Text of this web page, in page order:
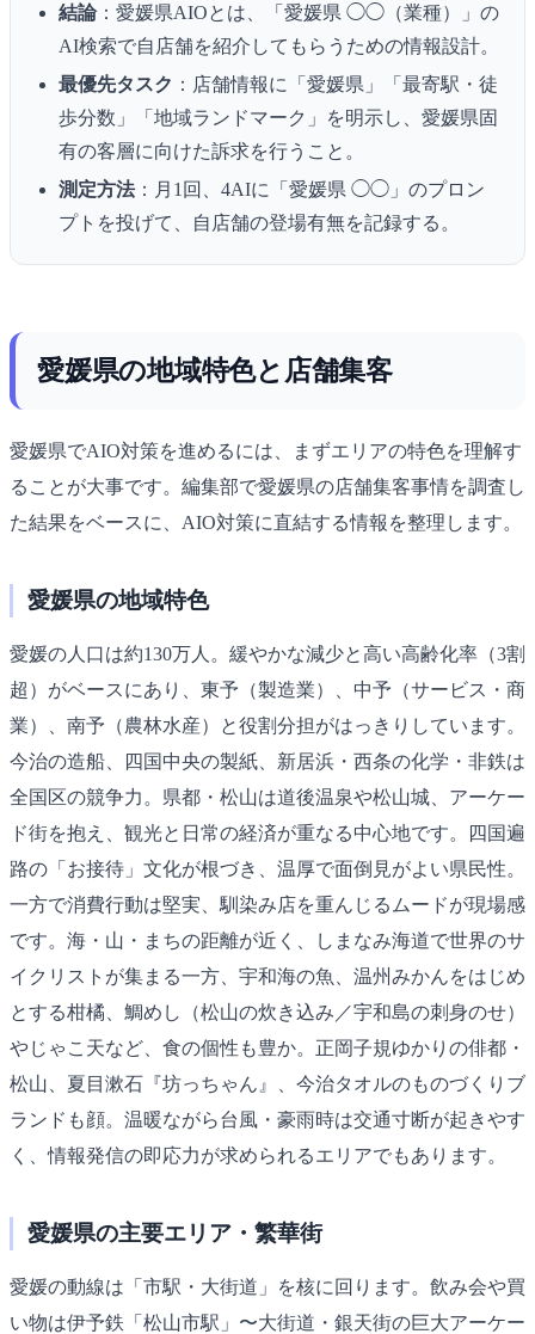
結論：愛媛県AIOとは、「愛媛県 ◯◯（業種）」の
AI検索で自店舗を紹介してもらうための情報設計。
最優先タスク ：店舗情報に「愛媛県」「最寄駅・徒
歩分数」「地域ランドマーク」を明示し、愛媛県固
有の客層に向けた訴求を行うこと。
測定方法：月1回、4AIに「愛媛県 ◯◯」のプロン
プトを投げて、自店舗の登場有無を記録する。
愛媛県の地域特色と店舗集客
愛媛県でAIO対策を進めるには、まずエリアの特色を理解す
ることが大事です。編集部で愛媛県の店舗集客事情を調査し
た結果をベースに、AIO対策に直結する情報を整理します。
愛媛県の地域特色
愛媛の人口は約130万人。緩やかな減少と高い高齢化率（3割
超）がベースにあり、東予（製造業）、中予（サービス・商
業）、南予（農林水産）と役割分担がはっきりしています。
今治の造船、四国中央の製紙、新居浜・西条の化学・非鉄は
全国区の競争力。県都・松山は道後温泉や松山城、アーケー
ド街を抱え、観光と日常の経済が重なる中心地です。四国遍
路の「お接待」文化が根づき、温厚で面倒見がよい県民性。
一方で消費行動は堅実、馴染み店を重んじるムードが現場感
です。海・山・まちの距離が近く、しまなみ海道で世界のサ
イクリストが集まる一方、宇和海の魚、温州みかんをはじめ
とする柑橘、鯛めし（松山の炊き込み／宇和島の刺身のせ）
やじゃこ天など、食の個性も豊か。正岡子規ゆかりの俳都・
松山、夏目漱石『坊っちゃん』、今治タオルのものづくりブ
ランドも顔。温暖ながら台風・豪雨時は交通寸断が起きやす
く、情報発信の即応力が求められるエリアでもあります。
愛媛県の主要エリア・繁華街
愛媛の動線は「市駅・大街道」を核に回ります。飲み会や買
い物は伊予鉄「松山市駅」〜大街道・銀天街の巨大アーケー